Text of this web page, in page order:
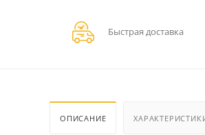
Быстрая доставка
ОПИСАНИЕ